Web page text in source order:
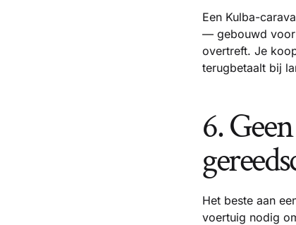
Een Kulba-
— gebouwd voor
overtreft. Je
terugbetaalt bij
6.
Het beste aan
voertuig nodig